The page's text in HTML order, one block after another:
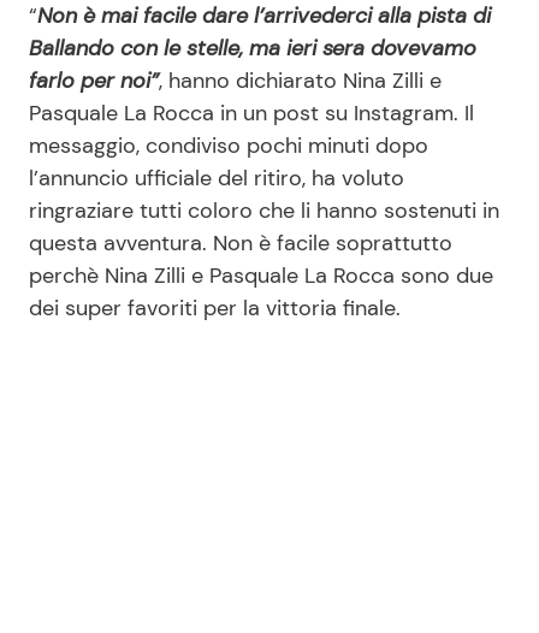
“Non è mai facile dare l’arrivederci alla pista di
Ballando con le stelle, ma ieri sera dovevamo
farlo per noi”, hanno dichiarato Nina Zilli e
Pasquale La Rocca in un post su Instagram. Il
messaggio, condiviso pochi minuti dopo
l’annuncio ufficiale del ritiro, ha voluto
ringraziare tutti coloro che li hanno sostenuti in
questa avventura. Non è facile soprattutto
perchè Nina Zilli e Pasquale La Rocca sono due
dei super favoriti per la vittoria finale.